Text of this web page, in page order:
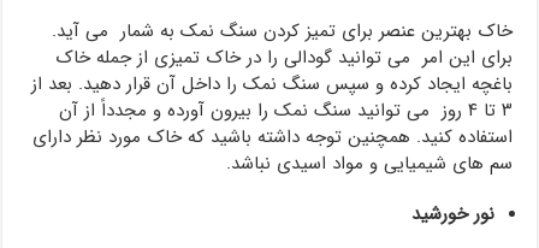
خاک بهترین عنصر برای تمیز کردن سنگ نمک به شمار می آید.
برای این امر می توانید گودالی را در خاک تمیزی از جمله خاک
باغچه ایجاد کرده و سپس سنگ نمک را داخل آن قرار دهید. بعد از
۳ تا ۴ روز می توانید سنگ نمک را بیرون آورده و مجدداً از آن
استفاده کنید. همچنین توجه داشته باشید که خاک مورد نظر دارای
سم های شیمیایی و مواد اسیدی نباشد.
نور خورشید